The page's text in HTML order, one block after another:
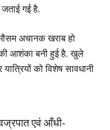
गई है.
अचानक खराब हो
आशंका बनी हुई है. खुले
को विशेष सावधानी
एवं आँधी-